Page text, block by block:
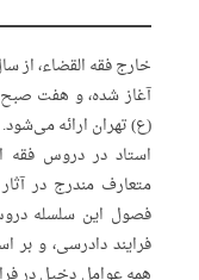
آغاز شده، و هفت صبح
(ع) تهران ارائه می‌شود.
استاد در دروس فقه
متعارف مندرج در
فصول این سلسله
فرایند دادرسی، و
همه عوامل دخیل در